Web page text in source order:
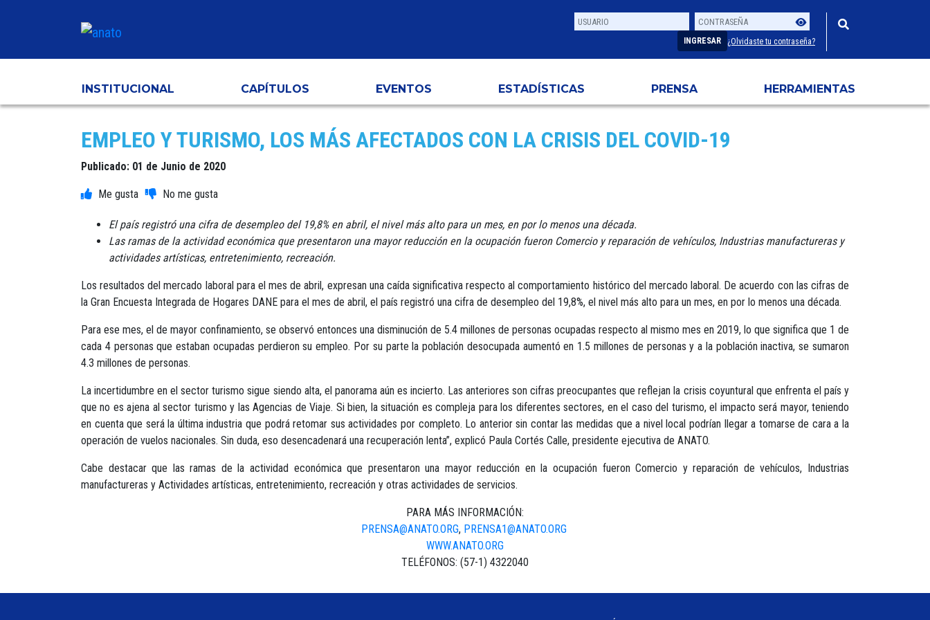
Usuario
Contraseña
INGRESAR ¿Olvidaste tu contraseña?
INSTITUCIONAL CAPÍTULOS EVENTOS ESTADÍSTICAS PRENSA HERRAMIENTAS
EMPLEO Y TURISMO, LOS MÁS AFECTADOS CON LA CRISIS DEL COVID-19
Publicado: 01 de Junio de 2020
El país registró una cifra de desempleo del 19,8% en abril, el nivel más alto para un mes, en por lo menos una década.
Las ramas de la actividad económica que presentaron una mayor reducción en la ocupación fueron Comercio y reparación de vehículos, Industrias manufactureras y
actividades artísticas, entretenimiento, recreación.
Los resultados del mercado laboral para el mes de abril, expresan una caída significativa respecto al comportamiento histórico del mercado laboral. De acuerdo con las cifras de
la Gran Encuesta Integrada de Hogares DANE para el mes de abril, el país registró una cifra de desempleo del 19,8%, el nivel más alto para un mes, en por lo menos una década.
Para ese mes, el de mayor confinamiento, se observó entonces una disminución de 5.4 millones de personas ocupadas respecto al mismo mes en 2019, lo que significa que 1 de
cada 4 personas que estaban ocupadas perdieron su empleo. Por su parte la población desocupada aumentó en 1.5 millones de personas y a la población inactiva, se sumaron
4.3 millones de personas.
La incertidumbre en el sector turismo sigue siendo alta, el panorama aún es incierto. Las anteriores son cifras preocupantes que reflejan la crisis coyuntural que enfrenta el país y
que no es ajena al sector turismo y las Agencias de Viaje. Si bien, la situación es compleja para los diferentes sectores, en el caso del turismo, el impacto será mayor, teniendo
en cuenta que será la última industria que podrá retomar sus actividades por completo. Lo anterior sin contar las medidas que a nivel local podrían llegar a tomarse de cara a la
operación de vuelos nacionales. Sin duda, eso desencadenará una recuperación lenta”, explicó Paula Cortés Calle, presidente ejecutiva de ANATO.
Cabe destacar que las ramas de la actividad económica que presentaron una mayor reducción en la ocupación fueron Comercio y reparación de vehículos, Industrias
manufactureras y Actividades artísticas, entretenimiento, recreación y otras actividades de servicios.
PARA MÁS INFORMACIÓN:
PRENSA@ANATO.ORG, PRENSA1@ANATO.ORG
WWW.ANATO.ORG
TELÉFONOS: (57-1) 4322040